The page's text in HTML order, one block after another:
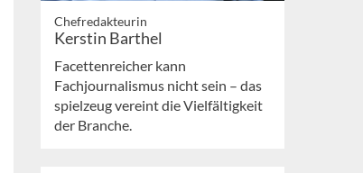
Chefredakteurin
Kerstin Barthel
Facettenreicher kann
Fachjournalismus nicht sein – das
spielzeug vereint die Vielfältigkeit
der Branche.